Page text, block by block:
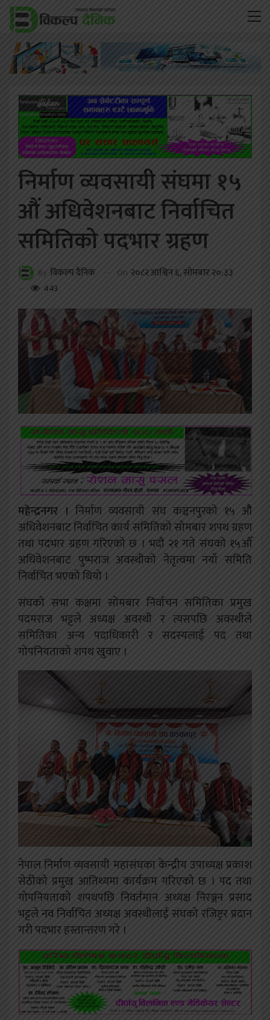
निर्माण व्यवसायी संघमा १५
औं अधिवेशनबाट निर्वाचित
समितिको पदभार ग्रहण
By विकल्प दैनिक On २०८२ आश्विन ६, सोमबार २०:३३
443
महेन्द्रनगर । निर्माण व्यवसायी संघ कञ्चनपुरको १५ औै
अधिवेशनबाट निर्वाचित कार्य समितिको सोमबार शपथ ग्रहण
तथा पदभार ग्रहण गरिएको छ । भदौ २१ गते संघको १५औँ
अधिवेशनबाट पुष्पराज अवस्थीको नेतृत्वमा नयाँ समिति
निर्वाचित भएको थियो ।
संघको सभा कक्षमा सोमबार निर्वाचन समितिका प्रमुख
पदमराज भट्टले अध्यक्ष अवस्थी र त्यसपछि अवस्थीले
समितिका अन्य पदाधिकारी र सदस्यलाई पद तथा
गोपनियताको शपथ खुवाए ।
नेपाल निर्माण व्यवसायी महासंघका केन्द्रीय उपाध्यक्ष प्रकाश
सेठीको प्रमुख आतिथ्यमा कार्यक्रम गरिएको छ । पद तथा
गोपनियताको शपथपछि निवर्तमान अध्यक्ष निरञ्जन प्रसाद
भट्टले नव निर्वाचित अध्यक्ष अवस्थीलाई संघको रजिष्ट्रर प्रदान
गरी पदभार हस्तान्तरण गरे ।